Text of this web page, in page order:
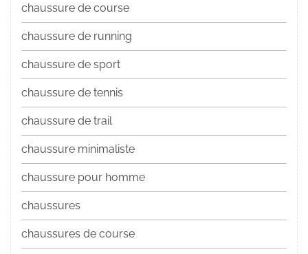
chaussure de course
chaussure de running
chaussure de sport
chaussure de tennis
chaussure de trail
chaussure minimaliste
chaussure pour homme
chaussures
chaussures de course